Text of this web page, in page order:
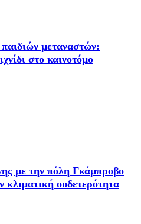
μεταναστών:
στο καινοτόμο
με την πόλη Γκάμπροβο
κλιματική ουδετερότητα